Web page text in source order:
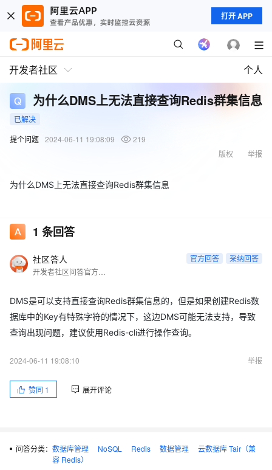
打开 APP
开发者社区 个人
为什么DMS上无法直接查询Redis群集信息
已解决
提个问题 2024-06-11 19:08:09
219
举报
版权
为什么DMS上无法直接查询Redis群集信息
1 条回答
社区答人 官方回答 采纳回答
DMS是可以支持直接查询Redis群集信息的，但是如果创建Redis数
据库中的Key有特殊字符的情况下，这边DMS可能无法支持，导致
查询出现问题，建议使用Redis-cli进行操作查询。
2024-06-11 19:08:10 举报
赞同 1 展开评论
问答分类： 数据库管理 NoSQL Redis 数据管理
云数据库 Tair（兼
容 Redis）